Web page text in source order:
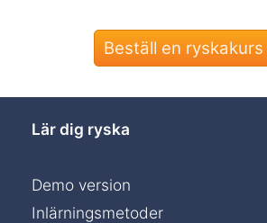
Beställ en ryskakurs
Lär dig ryska
Demo version
Inlärningsmetoder